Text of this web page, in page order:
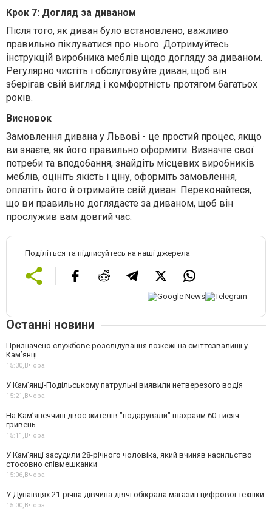
Крок 7: Догляд за диваном
Після того, як диван було встановлено, важливо
правильно піклуватися про нього. Дотримуйтесь
інструкцій виробника меблів щодо догляду за диваном.
Регулярно чистіть і обслуговуйте диван, щоб він
зберігав свій вигляд і комфортність протягом багатьох
років.
Висновок
Замовлення дивана у Львові - це простий процес, якщо
ви знаєте, як його правильно оформити. Визначте свої
потреби та вподобання, знайдіть місцевих виробників
меблів, оцініть якість і ціну, оформіть замовлення,
оплатіть його й отримайте свій диван. Переконайтеся,
що ви правильно доглядаєте за диваном, щоб він
прослужив вам довгий час.
Поділіться та підписуйтесь на наші джерела
Останні новини
Призначено службове розслідування пожежі на сміттєзвалищі у
Кам’янці
15:30,Вчора
У Кам’янці-Подільському патрульні виявили нетверезого водія
15:21,Вчора
На Камʼянеччині двоє жителів "подарували" шахраям 60 тисяч
гривень
15:11,Вчора
У Камʼянці засудили 28-річного чоловіка, який вчиняв насильство
стосовно співмешканки
15:06,Вчора
У Дунаївцях 21-річна дівчина двічі обікрала магазин цифрової техніки
15:00,Вчора